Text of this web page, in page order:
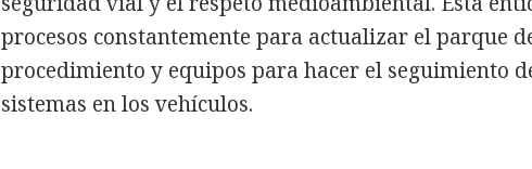
procesos constantemente para actualizar el parque
procedimiento y equipos para hacer el seguimiento
sistemas en los vehículos.